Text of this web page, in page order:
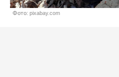
Фото: pixabay.com